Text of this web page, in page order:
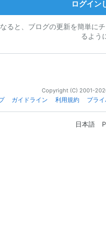
ログイン
ると、ブログの更新を簡単に
るよう
Copyright (C) 2001-
ガイドライン 利用規約 プラ
日本語